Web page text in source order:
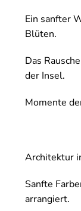
Ein sanfter
Blüten.
Das
der Insel.
Momente
Architektur
Sanfte
arrangiert.